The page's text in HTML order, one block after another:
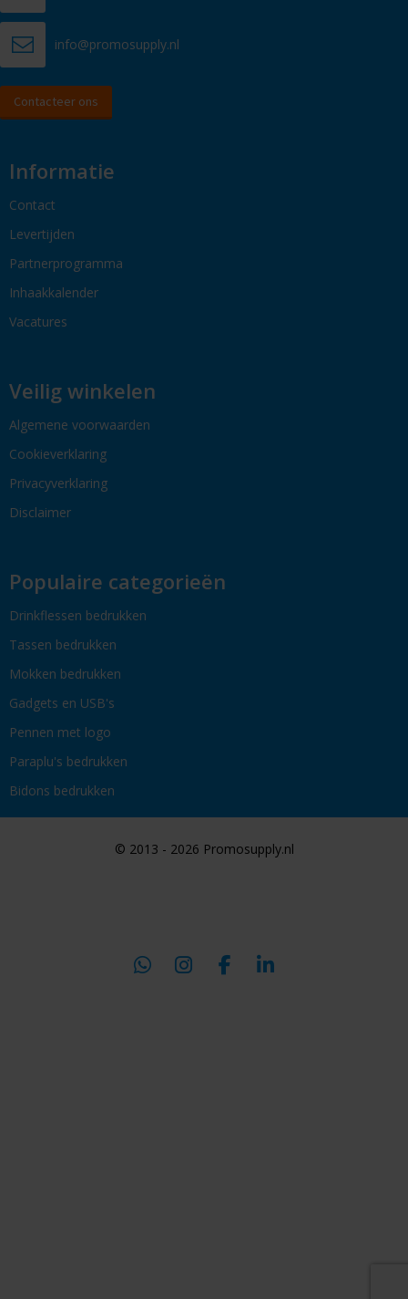
info@promosupply.nl
Contacteer ons
Informatie
Contact
Levertijden
Partnerprogramma
Inhaakkalender
Vacatures
Veilig winkelen
Algemene voorwaarden
Cookieverklaring
Privacyverklaring
Disclaimer
Populaire categorieën
Drinkflessen bedrukken
Tassen bedrukken
Mokken bedrukken
Gadgets en USB's
Pennen met logo
Paraplu's bedrukken
Bidons bedrukken
© 2013 - 2026 Promosupply.nl